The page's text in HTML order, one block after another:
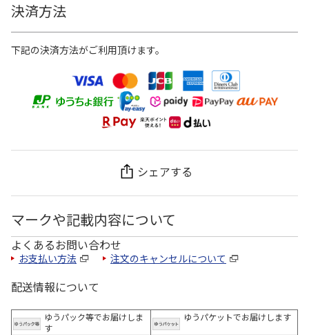
決済方法
下記の決済方法がご利用頂けます。
シェアする
マークや記載内容について
よくあるお問い合わせ
お支払い方法 注文のキャンセルについて
配送情報について
ゆうパック等でお届けしま
す
ゆうパケットでお届けします